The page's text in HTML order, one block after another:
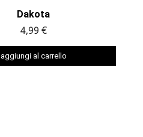
Dakota
4,99 €
aggiungi al carrello